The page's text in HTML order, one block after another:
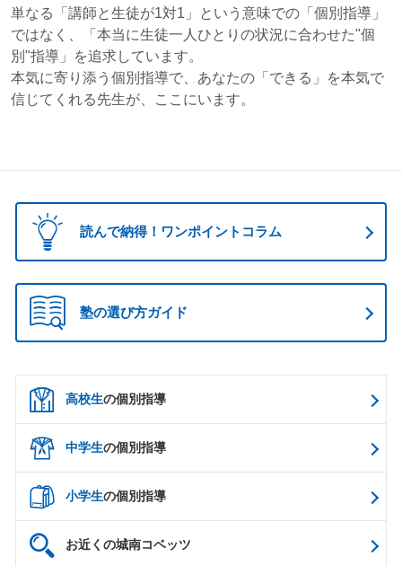
単なる「講師と生徒が1対1」という意味での「個別指導」
ではなく、「本当に生徒一人ひとりの状況に合わせた"個
別"指導」を追求しています。
本気に寄り添う個別指導で、あなたの「できる」を本気で
信じてくれる先生が、ここにいます。
読んで納得！ワンポイントコラム
塾の選び方ガイド
高校生の個別指導
中学生の個別指導
小学生の個別指導
お近くの城南コベッツ